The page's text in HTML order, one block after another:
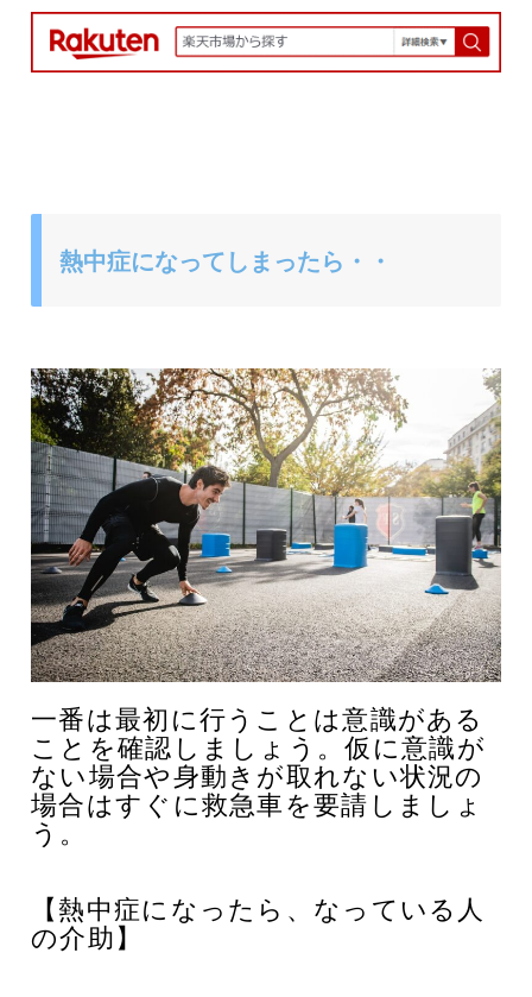
熱中症になってしまったら・・
一番は最初に行うことは意識がある
ことを確認しましょう。仮に意識が
ない場合や身動きが取れない状況の
場合はすぐに救急車を要請しましょ
う。
【熱中症になったら、なっている人
の介助】